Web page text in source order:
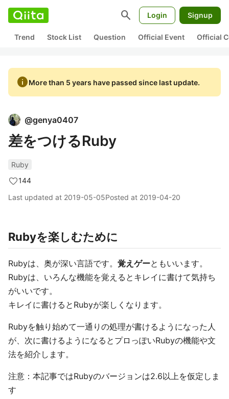
search Login Signup
Trend Stock List Question Official Event Official
infoMore than 5 years have passed since last update.
@genya0407
差をつけるRuby
Ruby
144
Last updated at 2019-05-05Posted at 2019-04-20
Rubyを楽しむために
Rubyは、奥が深い言語です。 覚えゲーともいいます。
Rubyは、いろんな機能を覚えるとキレイに書けて気持ち
がいいです。
キレイに書けるとRubyが楽しくなります。
Rubyを触り始めて一通りの処理が書けるようになった人
が、次に書けるようになるとプロっぽいRubyの機能や文
法を紹介します。
注意：本記事ではRubyのバージョンは2.6以上を仮定しま
す